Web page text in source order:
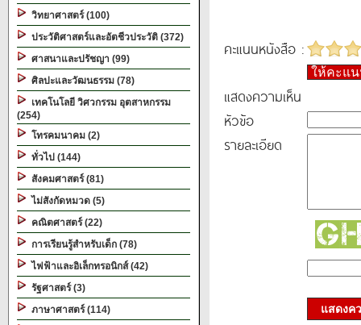
วิทยาศาสตร์ (100)
ประวัติศาสตร์และอัตชีวประวัติ (372)
ศาสนาและปรัชญา (99)
ศิลปะและวัฒนธรรม (78)
เทคโนโลยี วิศวกรรม อุตสาหกรรม
(254)
โทรคมนาคม (2)
ทั่วไป (144)
สังคมศาสตร์ (81)
ไม่สังกัดหมวด (5)
คณิตศาสตร์ (22)
การเรียนรู้สำหรับเด็ก (78)
ไฟฟ้าและอิเล็กทรอนิกส์ (42)
รัฐศาสตร์ (3)
ภาษาศาสตร์ (114)
คะแนนหนังสือ :
ให้คะแ
แสดงความเห็น
หัวข้อ
รายละเอียด
แสดงค